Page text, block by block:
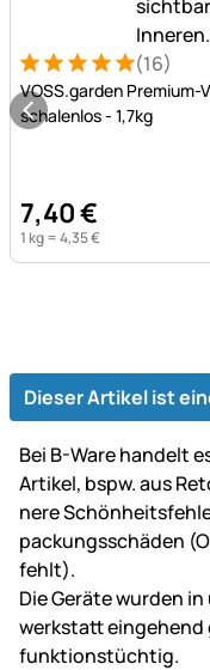
Bewertung: 5 von 5
16 Bewertungen
(16)
VOSS.garden
schalenlos - 1,7kg
7,40€
1 kg =4,35€
Dieser Artikel ist
Bei B-Ware handelt
Artikel, bspw. aus
ne­re
packungs­schäden
fehlt).
Die Geräte wurden
werk­statt
funk­tions­tüch­tig.